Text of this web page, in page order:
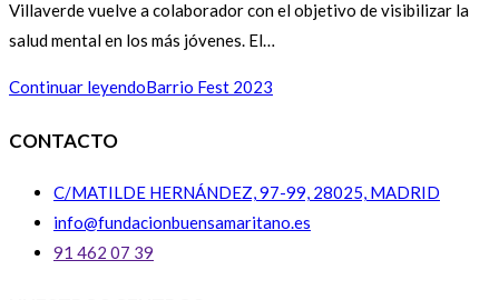
Villaverde vuelve a colaborador con el objetivo de visibilizar la
salud mental en los más jóvenes. El…
Continuar leyendoBarrio Fest 2023
CONTACTO
C/MATILDE HERNÁNDEZ, 97-99, 28025, MADRID
info@fundacionbuensamaritano.es
91 462 07 39